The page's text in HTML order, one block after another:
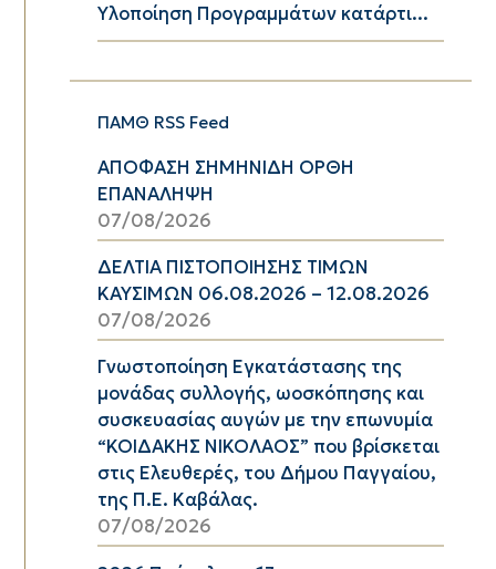
Υλοποίηση Προγραμμάτων κατάρτι...
ΠΑΜΘ RSS Feed
ΑΠΟΦΑΣΗ ΣΗΜΗΝΙΔΗ ΟΡΘΗ
ΕΠΑΝΑΛΗΨΗ
07/08/2026
ΔΕΛΤΙΑ ΠΙΣΤΟΠΟΙΗΣΗΣ ΤΙΜΩΝ
ΚΑΥΣΙΜΩΝ 06.08.2026 – 12.08.2026
07/08/2026
Γνωστοποίηση Εγκατάστασης της
μονάδας συλλογής, ωοσκόπησης και
συσκευασίας αυγών με την επωνυμία
“ΚΟΙΔΑΚΗΣ ΝΙΚΟΛΑΟΣ” που βρίσκεται
στις Ελευθερές, του Δήμου Παγγαίου,
της Π.Ε. Καβάλας.
07/08/2026